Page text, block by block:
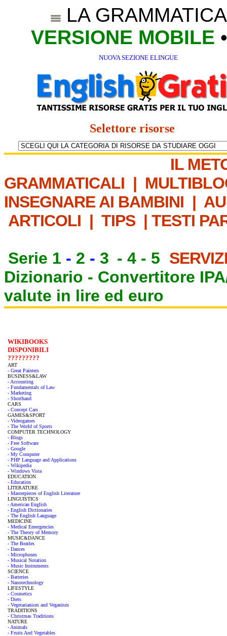
LA
VERSIONE MOBILE
NUOVA SEZIONE ELINGUE
Selettore risorse
IL
GRAMMATICALI |
INSEGNARE AI BAMBINI |
ARTICOLI | TIPS | TESTI
Serie 1 - 2 - 3 - 4 - 5
Dizionario - Convertitore
valute in lire ed euro
WIKIBOOKS
DISPONIBILI
?????????
ART
- Great Painters
BUSINESS&LAW
- Accounting
- Fundamentals of Law
- Marketing
- Shorthand
CARS
- Concept Cars
GAMES&SPORT
- Videogames
- The World of Sports
COMPUTER TECHNOLOGY
- Blogs
- Free Software
- Google
- My Computer
- PHP Language and Applications
- Wikipedia
- Windows Vista
EDUCATION
- Education
LITERATURE
- Masterpieces of English Literature
LINGUISTICS
- American English
- English Dictionaries
- The English Language
MEDICINE
- Medical Emergencies
- The Theory of Memory
MUSIC&DANCE
- The Beatles
- Dances
- Microphones
- Musical Notation
- Music Instruments
SCIENCE
- Batteries
- Nanotechnology
LIFESTYLE
- Cosmetics
- Diets
- Vegetarianism and Veganism
TRADITIONS
- Christmas Traditions
NATURE
- Animals
- Fruits And Vegetables